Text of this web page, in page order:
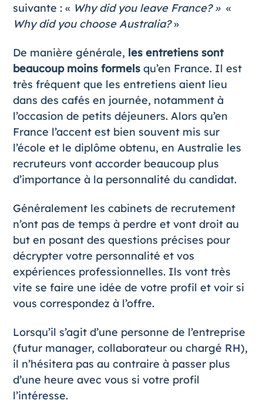
suivante : « Why did you leave France? » «
Why did you choose Australia?»
De manière générale, les entretiens sont
beaucoup moins formelsqu’en France. Il est
très fréquent que les entretiens aient lieu
dans des cafés en journée, notamment à
l’occasion de petits déjeuners. Alors qu’en
France l’accent est bien souvent mis sur
l’école et le diplôme obtenu, en Australie les
recruteurs vont accorder beaucoup plus
d’importance à la personnalité du candidat.
Généralement les cabinets de recrutement
n’ont pas de temps à perdre et vont droit au
but en posant des questions précises pour
décrypter votre personnalité et vos
expériences professionnelles. Ils vont très
vite se faire une idée de votre profil et voir si
vous correspondez à l’offre.
Lorsqu’il s’agit d’une personne de l’entreprise
(futur manager, collaborateur ou chargé RH),
il n’hésitera pas au contraire à passer plus
d’une heure avec vous si votre profil
l’intéresse.